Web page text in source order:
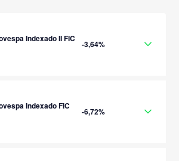
Indexado II FIC
-3,64%
Indexado FIC
-6,72%